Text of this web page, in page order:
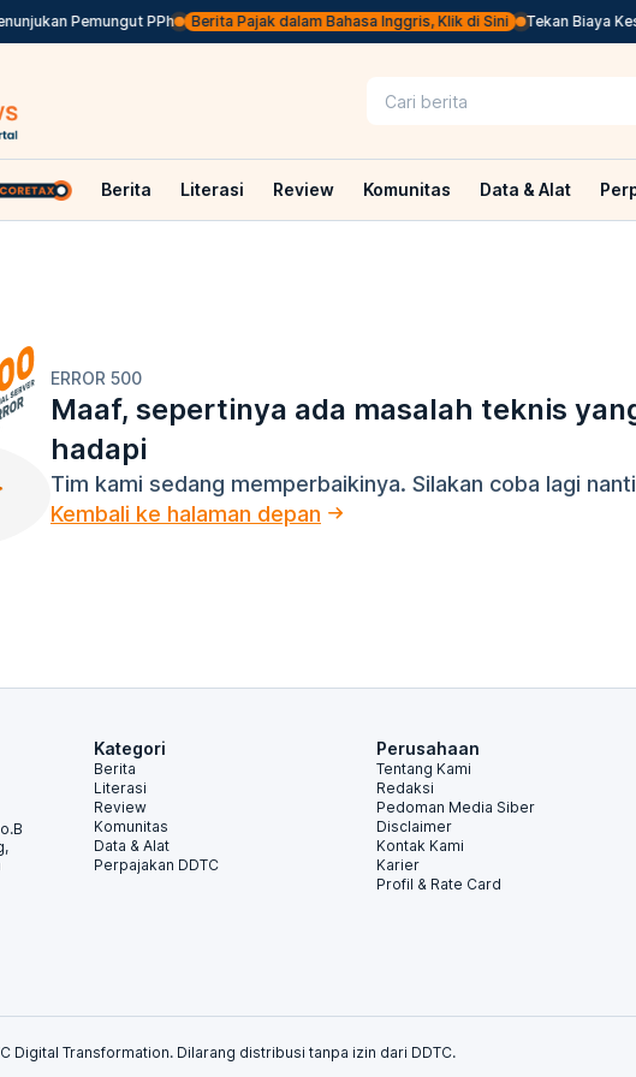
Pemungut PPh Berita Pajak dalam Bahasa Inggris, Klik di Sini Tekan Biaya
Berita Literasi Review Komunitas Data & Alat
ERROR 500
Maaf, sepertinya ada masalah teknis
hadapi
Tim kami sedang memperbaikinya. Silakan coba lagi
Kembali ke halaman depan
Kategori
Berita
Literasi
Review
Komunitas
Data & Alat
Perpajakan DDTC
Perusahaan
Tentang Kami
Redaksi
Pedoman Media Siber
Disclaimer
Kontak Kami
Karier
Profil & Rate Card
Digital Transformation. Dilarang distribusi tanpa izin dari DDTC.